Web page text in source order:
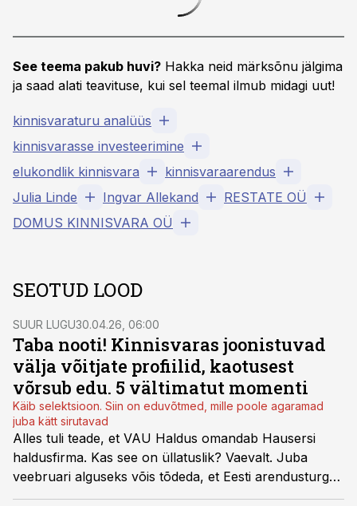
See teema pakub huvi? Hakka neid märksõnu jälgima
ja saad alati teavituse, kui sel teemal ilmub midagi uut!
kinnisvaraturu analüüs
kinnisvarasse investeerimine
elukondlik kinnisvara
kinnisvaraarendus
Julia Linde
Ingvar Allekand
RESTATE OÜ
DOMUS KINNISVARA OÜ
SEOTUD LOOD
SUUR LUGU30.04.26, 06:00
Taba nooti! Kinnisvaras joonistuvad
välja võitjate profiilid, kaotusest
võrsub edu. 5 vältimatut momenti
Käib selektsioon. Siin on eduvõtmed, mille poole agaramad
juba kätt sirutavad
Alles tuli teade, et VAU Haldus omandab Hausersi
haldusfirma. Kas see on üllatuslik? Vaevalt. Juba
veebruari alguseks võis tõdeda, et Eesti arendusturg
on valmis, järgneb koondumine. Sümptomaatiline on